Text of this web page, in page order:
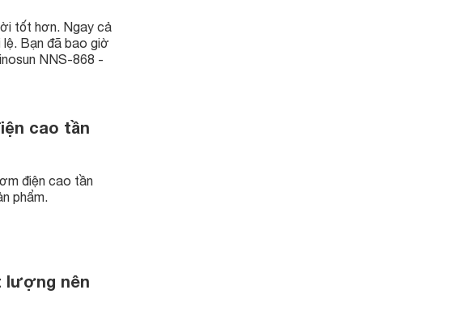
tốt hơn. Ngay cả
lệ. Bạn đã bao giờ
NNS-868 -
cao tần
điện cao tần
phẩm.
lượng nên